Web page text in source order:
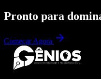
Pronto para
Começar Agora